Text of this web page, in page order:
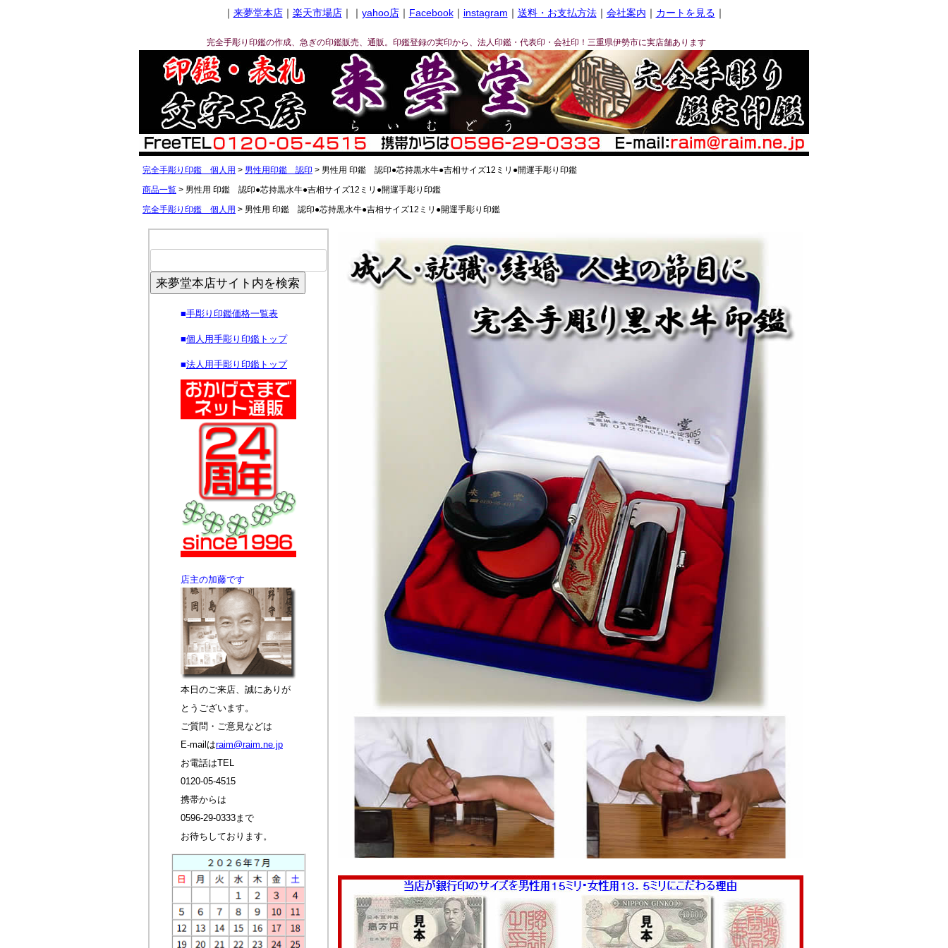
｜ 来夢堂本店｜ 楽天市場店｜｜ yahoo店｜ Facebook｜ instagram ｜ 送料・お支払方法｜ 会社案内 ｜ カートを見る ｜
完全手彫り印鑑の作成、急ぎの印鑑販売、通販。印鑑登録の実印から、法人印鑑・代表印・会社印！三重県伊勢市に実店舗あります
完全手彫り印鑑 個人用 男性用印鑑 認印
男性用 印鑑 認印●芯持黒水牛●吉相サイズ12ミリ●開運手彫り印鑑
商品一覧
男性用 印鑑 認印●芯持黒水牛●吉相サイズ12ミリ●開運手彫り印鑑
完全手彫り印鑑 個人用
男性用 印鑑 認印●芯持黒水牛●吉相サイズ12ミリ●開運手彫り印鑑
来夢堂本店サイト内を検索
■手彫り印鑑価格一覧表
■個人用手彫り印鑑トップ
■法人用手彫り印鑑トップ
店主の加藤です
本日のご来店、誠にありが
とうございます。
ご質問・ご意見などは
E-mailはraim@raim.ne.jp
お電話はTEL
0120-05-4515
携帯からは
0596-29-0333まで
お待ちしております。